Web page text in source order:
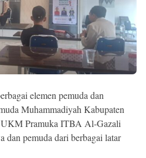
elemen pemuda dan
Muhammadiyah Kabupaten
Pramuka ITBA Al-Gazali
dan pemuda dari berbagai latar